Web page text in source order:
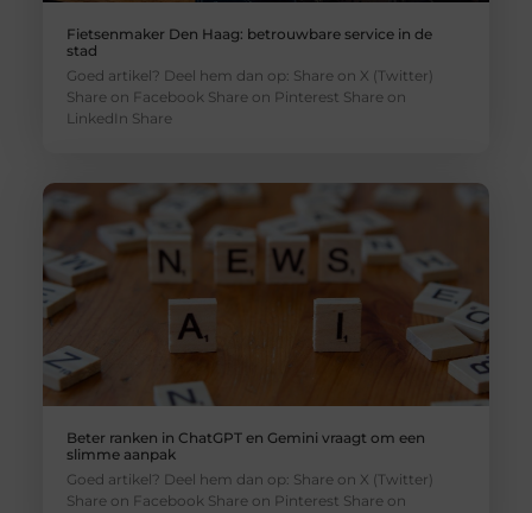
Fietsenmaker Den Haag: betrouwbare service in de
stad
Goed artikel? Deel hem dan op: Share on X (Twitter)
Share on Facebook Share on Pinterest Share on
LinkedIn Share
Beter ranken in ChatGPT en Gemini vraagt om een
slimme aanpak
Goed artikel? Deel hem dan op: Share on X (Twitter)
Share on Facebook Share on Pinterest Share on